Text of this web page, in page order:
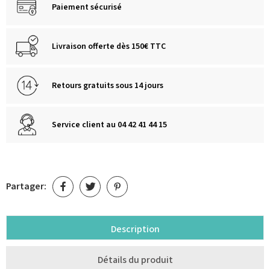
Paiement sécurisé
Livraison offerte dès 150€ TTC
Retours gratuits sous 14 jours
Service client au 04 42 41 44 15
Partager:
Description
Détails du produit